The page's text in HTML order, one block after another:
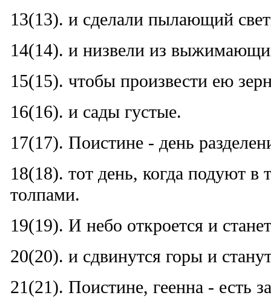
13(13). и сделали пылающий
14(14). и низвели из
15(15). чтобы произвести ею
16(16). и сады густые.
17(17). Поистине - день
18(18). тот день, когда подуют в
толпами.
19(19). И небо откроется и
20(20). и сдвинутся горы и
21(21). Поистине, геенна - есть